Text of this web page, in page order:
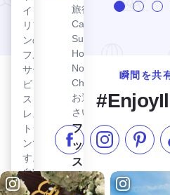
旅行者は、
Candlewood
Suites®
Hotel Elgin -
Northwest
Chicagoを
お選びくだ
さい。
フォ
ック
ス・
リバ
フォックス・リバー・トレ
リカ
ン・
ラフ
ラン
ス消
防車
と
1869
年製
馬車
シル
スビ
ー汽
イタ
リア
ンの
フル
サー
ビ
ス・
レス
トラ
ンで
す。
自家
製パ
瞬間を共
フェイスブックでい
インスタグ
ピン